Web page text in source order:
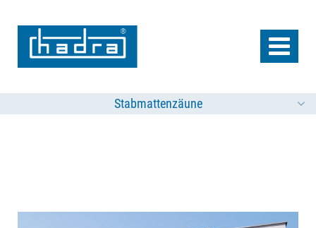
Stabmattenzäune